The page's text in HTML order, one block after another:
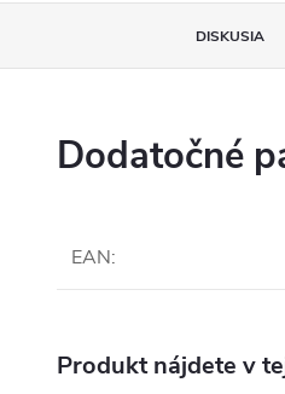
DISKUSIA
Dodatočné
EAN:
Produkt nájdete v